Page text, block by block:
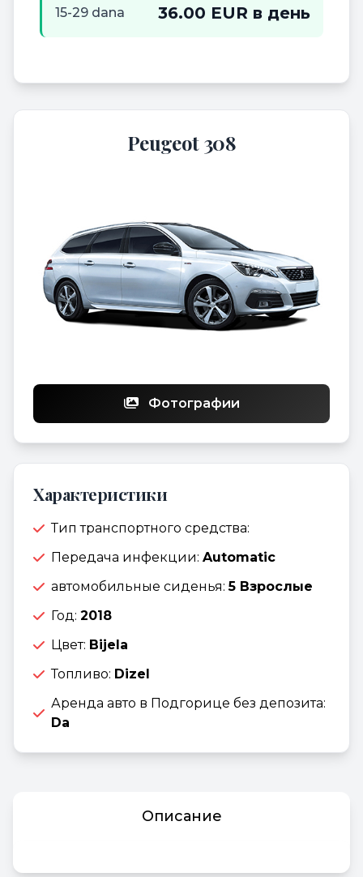
15-29 dana 36.00 EUR в день
Peugeot 308
Фотографии
Характеристики
Тип транспортного средства:
Передача инфекции: Automatic
автомобильные сиденья:5 Взрослые
Год: 2018
Цвет: Bijela
Топливо: Dizel
Аренда авто в Подгорице без депозита:
Da
Описание